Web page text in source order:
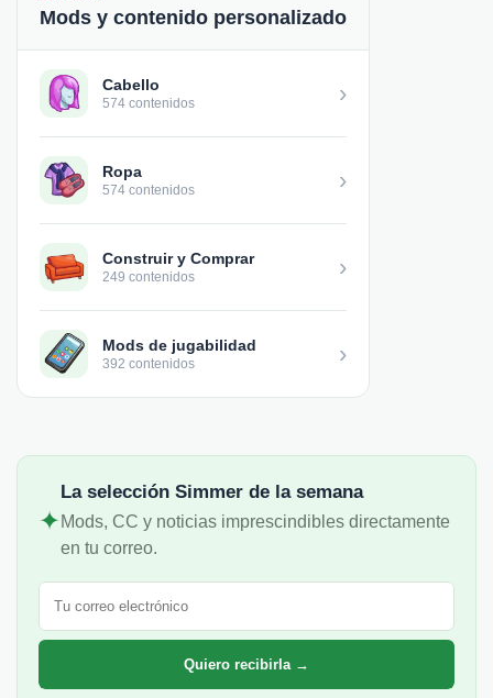
Mods y contenido personalizado
Cabello
574 contenidos ›
Ropa
574 contenidos ›
Construir y Comprar
249 contenidos ›
Mods de jugabilidad
392 contenidos ›
✦
La selección Simmer de la semana
Mods, CC y noticias imprescindibles directamente
en tu correo.
Correo electrónico
Quiero recibirla →